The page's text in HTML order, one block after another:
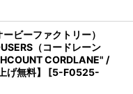
ビーファクトリー）
（コードレーン
CORDLANE" /
無料】
[5-F0525-